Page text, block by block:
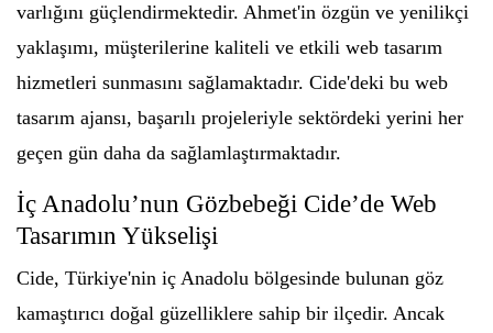
varlığını güçlendirmektedir. Ahmet'in özgün ve yenilikçi
yaklaşımı, müşterilerine kaliteli ve etkili web tasarım
hizmetleri sunmasını sağlamaktadır. Cide'deki bu web
tasarım ajansı, başarılı projeleriyle sektördeki yerini her
geçen gün daha da sağlamlaştırmaktadır.
İç Anadolu’nun Gözbebeği Cide’de Web
Tasarımın Yükselişi
Cide, Türkiye'nin iç Anadolu bölgesinde bulunan göz
kamaştırıcı doğal güzelliklere sahip bir ilçedir. Ancak